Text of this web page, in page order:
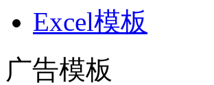
Excel模板
广告模板